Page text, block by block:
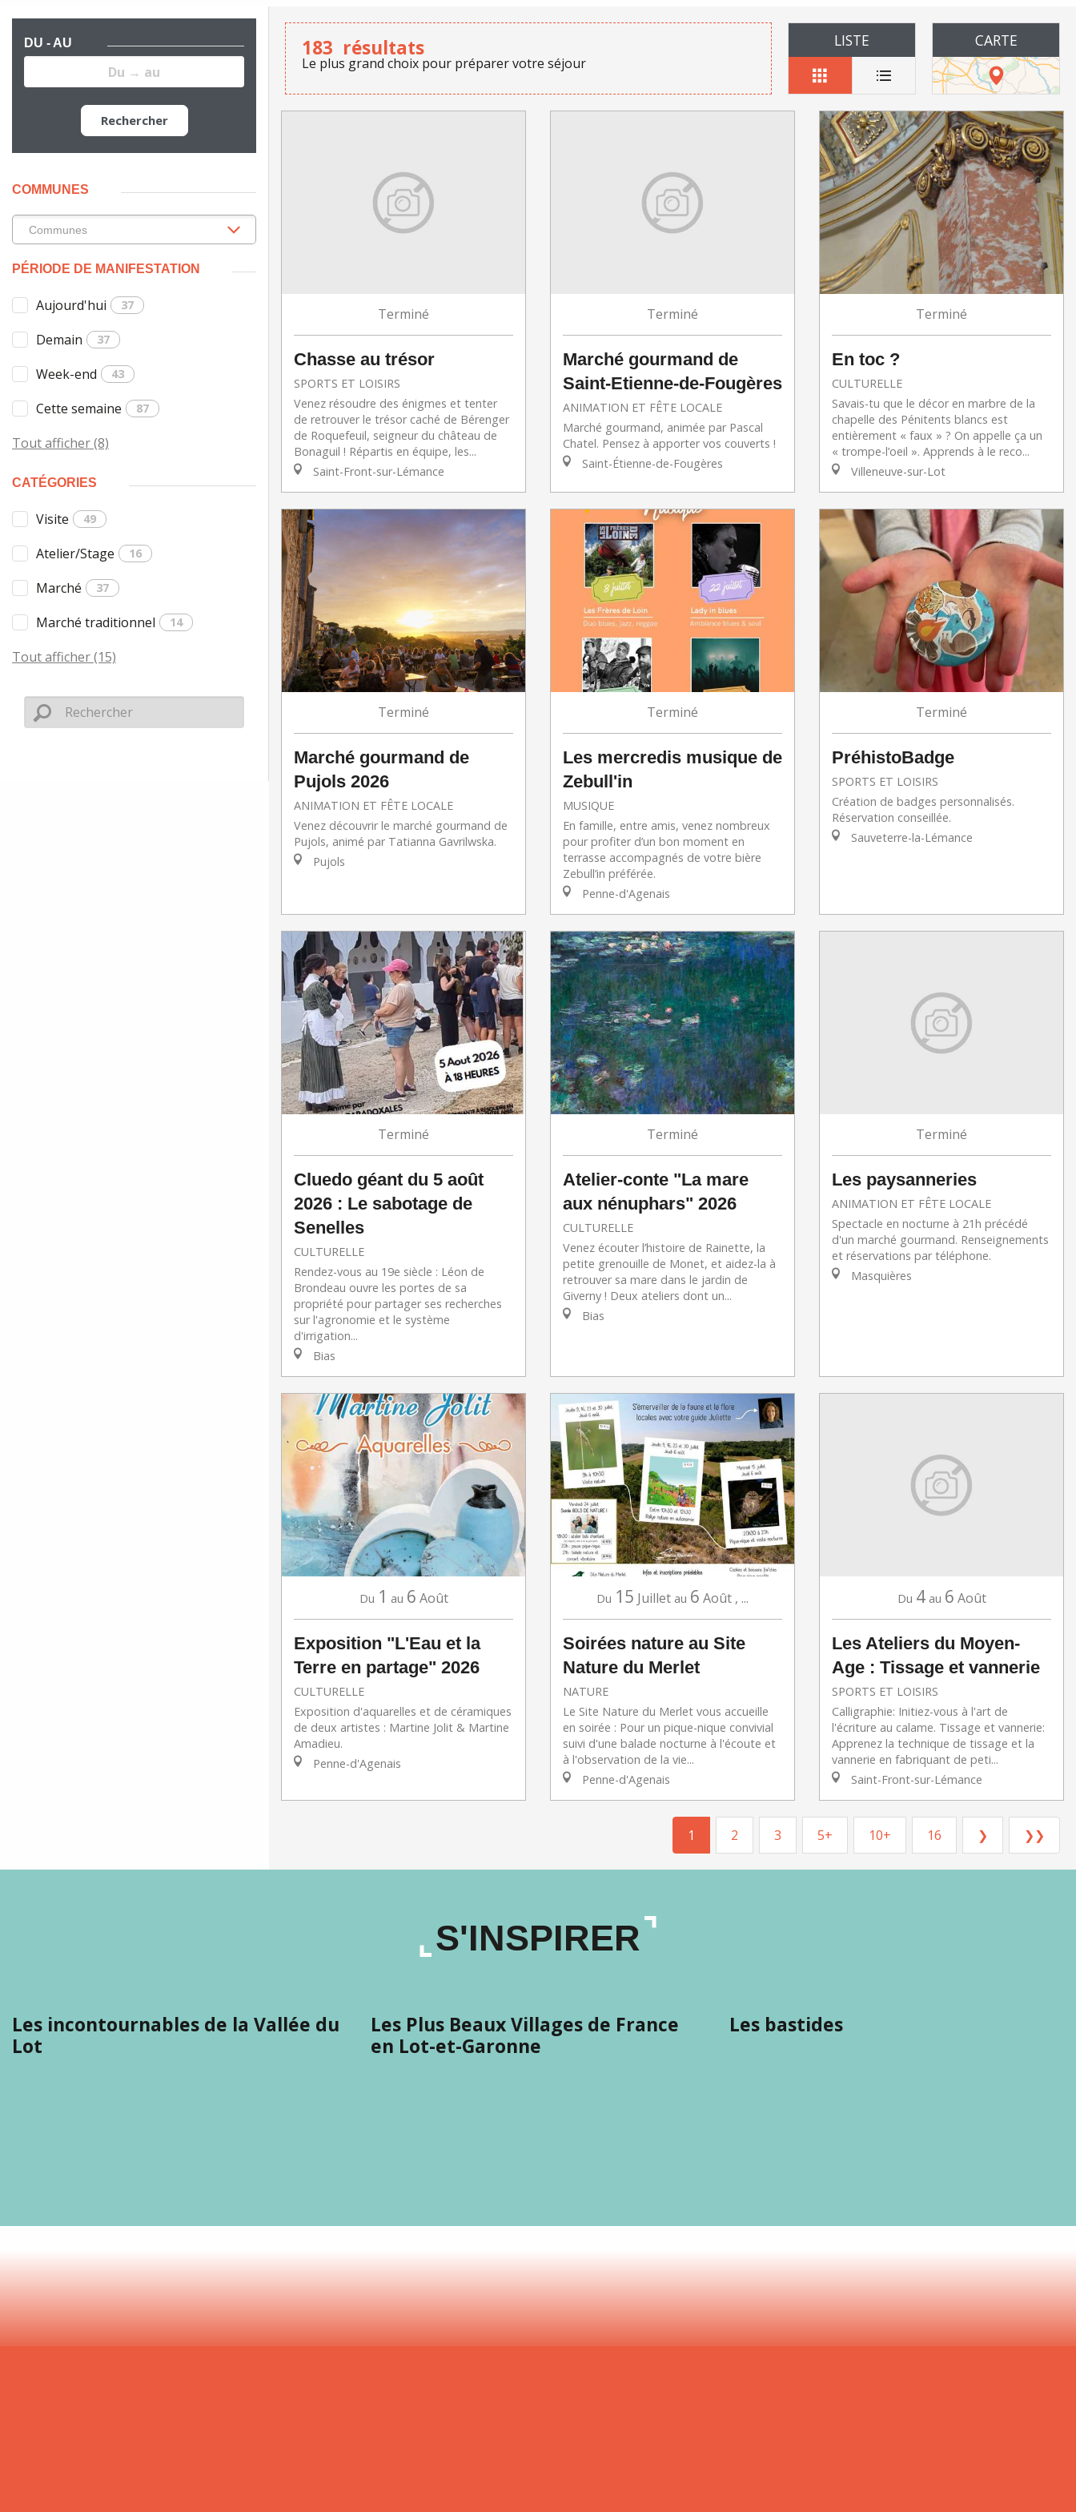
DU - AU
Rechercher
COMMUNES
PÉRIODE DE MANIFESTATION
Aujourd'hui 37
Demain 37
Week-end 43
Cette semaine 87
Tout afficher (8)
CATÉGORIES
Visite 49
Atelier/Stage 16
Marché 37
Marché traditionnel 14
Tout afficher (15)
183 résultats
Le plus grand choix pour préparer votre séjour
LISTE CARTE
Terminé
Chasse au trésor
SPORTS ET LOISIRS
Venez résoudre des énigmes et tenter
de retrouver le trésor caché de Bérenger
de Roquefeuil, seigneur du château de
Bonaguil ! Répartis en équipe, les...
Saint-Front-sur-Lémance
Terminé
Marché gourmand de
Saint-Etienne-de-Fougères
ANIMATION ET FÊTE LOCALE
Marché gourmand, animée par Pascal
Chatel. Pensez à apporter vos couverts !
Saint-Étienne-de-Fougères
Terminé
En toc ?
CULTURELLE
Savais-tu que le décor en marbre de la
chapelle des Pénitents blancs est
entièrement « faux » ? On appelle ça un
« trompe-l’oeil ». Apprends à le reco...
Villeneuve-sur-Lot
Terminé
Marché gourmand de
Pujols 2026
ANIMATION ET FÊTE LOCALE
Venez découvrir le marché gourmand de
Pujols, animé par Tatianna Gavrilwska.
Pujols
Terminé
Les mercredis musique de
Zebull'in
MUSIQUE
En famille, entre amis, venez nombreux
pour profiter d’un bon moment en
terrasse accompagnés de votre bière
Zebull’in préférée.
Penne-d'Agenais
Terminé
PréhistoBadge
SPORTS ET LOISIRS
Création de badges personnalisés.
Réservation conseillée.
Sauveterre-la-Lémance
Terminé
Cluedo géant du 5 août
2026 : Le sabotage de
Senelles
CULTURELLE
Rendez-vous au 19e siècle : Léon de
Brondeau ouvre les portes de sa
propriété pour partager ses recherches
sur l'agronomie et le système
d'irrigation...
Bias
Terminé
Atelier-conte "La mare
aux nénuphars" 2026
CULTURELLE
Venez écouter l’histoire de Rainette, la
petite grenouille de Monet, et aidez-la à
retrouver sa mare dans le jardin de
Giverny ! Deux ateliers dont un...
Bias
Terminé
Les paysanneries
ANIMATION ET FÊTE LOCALE
Spectacle en nocturne à 21h précédé
d'un marché gourmand. Renseignements
et réservations par téléphone.
Masquières
Du 1 au 6 Août
Exposition "L'Eau et la
Terre en partage" 2026
CULTURELLE
Exposition d'aquarelles et de céramiques
de deux artistes : Martine Jolit & Martine
Amadieu.
Penne-d'Agenais
Du 15 Juillet au 6 Août , ...
Soirées nature au Site
Nature du Merlet
NATURE
Le Site Nature du Merlet vous accueille
en soirée : Pour un pique-nique convivial
suivi d'une balade nocturne à l'écoute et
à l'observation de la vie...
Penne-d'Agenais
Du 4 au 6 Août
Les Ateliers du Moyen-
Age : Tissage et vannerie
SPORTS ET LOISIRS
Calligraphie: Initiez-vous à l'art de
l'écriture au calame. Tissage et vannerie:
Apprenez la technique de tissage et la
vannerie en fabriquant de peti...
Saint-Front-sur-Lémance
1 2 3 5+ 10+ 16 ❯ ❯❯
S'INSPIRER
Les incontournables de la Vallée du
Lot
Les Plus Beaux Villages de France
en Lot-et-Garonne
Les bastides